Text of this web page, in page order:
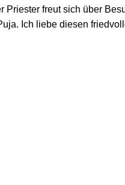
Priester freut sich über
Ich liebe diesen